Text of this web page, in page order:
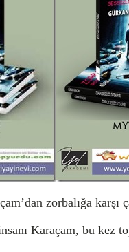
zorbalığa karşı
Karaçam, bu kez